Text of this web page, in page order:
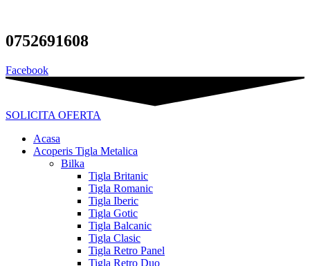
conținut
0752691608
Facebook
SOLICITA OFERTA
Acasa
Acoperis Tigla Metalica
Bilka
Tigla Britanic
Tigla Romanic
Tigla Iberic
Tigla Gotic
Tigla Balcanic
Tigla Clasic
Tigla Retro Panel
Tigla Retro Duo